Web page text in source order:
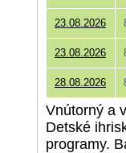
23.08.2026
23.08.2026
28.08.2026
Vnútorný a
Detské
programy.